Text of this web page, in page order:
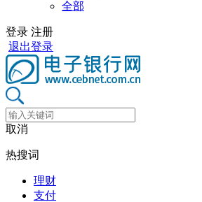
全部
登录 注册
退出登录
取消
热搜词
理财
支付